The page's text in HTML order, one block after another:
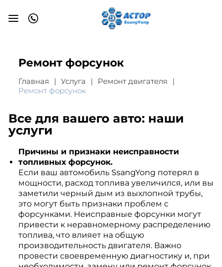
Ремонт форсунок
Главная Услуга
Ремонт двигателя
Ремонт форсунок
Все для вашего авто: наши
услуги
Причины и признаки неисправности
топливных форсунок.
Если ваш автомобиль SsangYong потерял в
мощности, расход топлива увеличился, или вы
заметили черный дым из выхлопной трубы,
это могут быть признаки проблем с
форсунками. Неисправные форсунки могут
привести к неравномерному распределению
топлива, что влияет на общую
производительность двигателя. Важно
провести своевременную диагностику и, при